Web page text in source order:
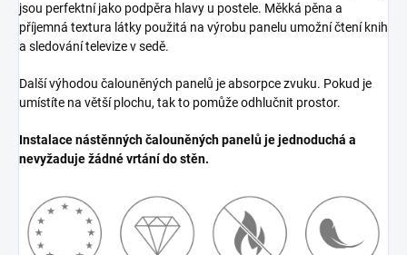
jsou perfektní jako podpěra hlavy u postele. Měkká pěna a
příjemná textura látky použitá na výrobu panelu umožní čtení knih
a sledování televize v sedě.
Další výhodou čalouněných panelů je absorpce zvuku. Pokud je
umístíte na větší plochu, tak to pomůže odhlučnit prostor.
Instalace nástěnných čalouněných panelů je jednoduchá a
nevyžaduje žádné vrtání do stěn.